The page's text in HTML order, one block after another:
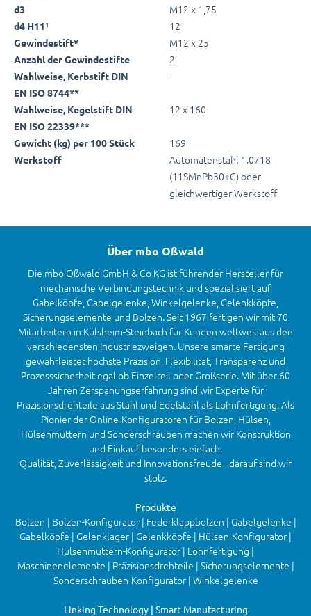
d3 M12 x 1,75
d4 H11¹ 12
Gewindestift* M12 x 25
Anzahl der Gewindestifte 2
Wahlweise, Kerbstift DIN
EN ISO 8744**
-
Wahlweise, Kegelstift DIN
EN ISO 22339***
12 x 160
Gewicht (kg) per 100 Stück 169
Werkstoff
Automatenstahl 1.0718
(11SMnPb30+C) oder
gleichwertiger Werkstoff
Über mbo Oßwald
Die mbo Oßwald GmbH & Co KG ist führender Hersteller für
mechanische Verbindungstechnik und spezialisiert auf
Gabelköpfe, Gabelgelenke, Winkelgelenke, Gelenkköpfe,
Sicherungselemente und Bolzen. Seit 1967 fertigen wir mit 70
Mitarbeitern in Külsheim-Steinbach für Kunden weltweit aus den
verschiedensten Industriezweigen. Unsere smarte Fertigung
gewährleistet höchste Präzision, Flexibilität, Transparenz und
Prozesssicherheit egal ob Einzelteil oder Großserie. Mit über 60
Jahren Zerspanungserfahrung sind wir Experte für
Präzisionsdrehteile aus Stahl und Edelstahl als Lohnfertigung. Als
Pionier der Online-Konfiguratoren für Bolzen, Hülsen,
Hülsenmuttern und Sonderschrauben machen wir Konstruktion
und Einkauf besonders einfach.
Qualität, Zuverlässigkeit und Innovationsfreude - darauf sind wir
stolz.
Produkte
Bolzen | Bolzen-Konfigurator | Federklappbolzen | Gabelgelenke |
Gabelköpfe | Gelenklager | Gelenkköpfe | Hülsen-Konfigurator |
Hülsenmuttern-Konfigurator | Lohnfertigung |
Maschinenelemente | Präzisionsdrehteile | Sicherungselemente |
Sonderschrauben-Konfigurator | Winkelgelenke
Linking Technology | Smart Manufacturing